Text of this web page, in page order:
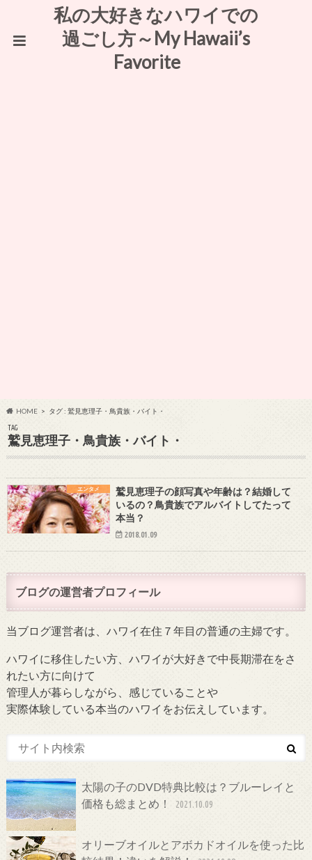
私の大好きなハワイでの
過ごし方～My Hawaii’s
Favorite
HOME タグ : 鷲見恵理子・鳥貴族・バイト・
TAG
鷲見恵理子・鳥貴族・バイト・
エンタメ
鷲見恵理子の顔写真や年齢は？結婚して
いるの？鳥貴族でアルバイトしてたって
本当？
2018.01.09
ブログの運営者プロフィール
当ブログ運営者は、ハワイ在住７年目の普通の主婦です。
ハワイに移住したい方、ハワイが大好きで中長期滞在をさ
れたい方に向けて
管理人が暮らしながら、感じていることや
実際体験している本当のハワイをお伝えしています。
太陽の子のDVD特典比較は？ブルーレイと
価格も総まとめ！
2021.10.09
オリーブオイルとアボカドオイルを使った比